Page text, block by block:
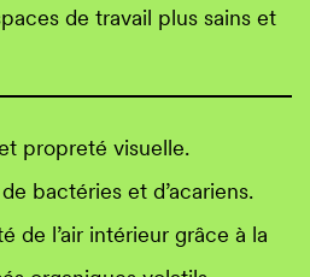
de travail plus sains et
propreté visuelle.
bactéries et d’acariens.
de l’air intérieur grâce à la